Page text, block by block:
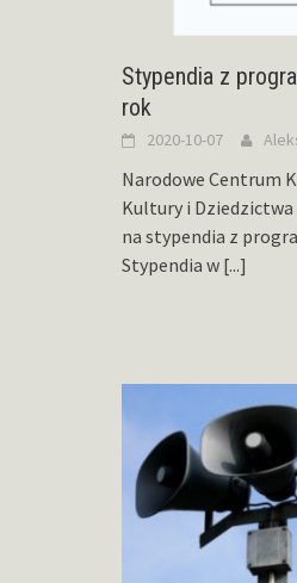
Stypendia z
rok
2020-10-07
Narodowe Centrum
Kultury i Dziedzictwa
na stypendia z
Stypendia w [...]